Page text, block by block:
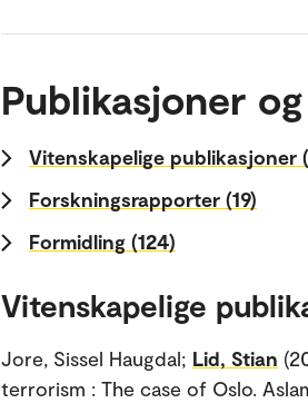
Publikasjoner
Vitenskapelige publikasjoner
Forskningsrapporter (19)
Formidling (124)
Vitenskapelige
Jore, Sissel Haugdal; Lid, Stian
terrorism : The case of Oslo.